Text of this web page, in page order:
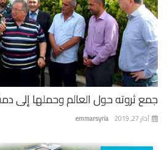
ثروته حول العالم وحملها إلى دمشق
emmarsyria 27, 2019